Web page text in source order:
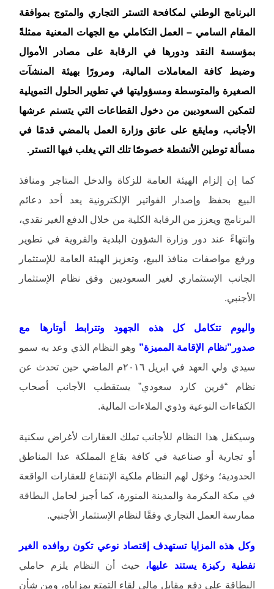
البرنامج الوطني لمكافحة التستر التجاري والمتوج بموافقة
المقام السامي – العمل التكاملي مع الجهات المعنية ممثلةً
بمؤسسة النقد ودورها في الرقابة على مصادر الأموال
وضبط كافة المعاملات المالية، ومرورًا بهيئة المنشآت
الصغيرة والمتوسطة ومسؤوليتها في تطوير الحلول التمويلية
لتمكين السعوديين من دخول القطاعات التي يتسنم عرشها
الأجانب، ومايقع على عاتق وزارة العمل بالمضي قدمًا في
مسألة توطين الأنشطة خصوصًا تلك التي يغلب فيها التستر.
كما إن إلزام الهيئة العامة للزكاة والدخل المتاجر ومنافذ
البيع بحفظ وإصدار الفواتير الإلكترونية يعد أحد دعائم
البرنامج ويعزز من الرقابة الكلية من خلال الدفع الغير نقدي،
وانتهاءً عند دور وزارة الشؤون البلدية والقروية في تطوير
ورفع مواصفات منافذ البيع، وتعزيز الهيئة العامة للإستثمار
الجانب الإستثماري لغير السعوديين وفق نظام الإستثمار
الأجنبي.
واليوم تتكامل كل هذه الجهود وتترابط أوتارها مع
صدور”نظام الإقامة المميزة” وهو النظام الذي وعد به سمو
سيدي ولي العهد في ابريل ٢٠١٦م الماضي حين تحدث عن
نظام “قرين كارد سعودي” يستقطب الأجانب أصحاب
الكفاءات النوعية وذوي الملاءات المالية.
وسيكفل هذا النظام للأجانب تملك العقارات لأغراض سكنية
أو تجارية أو صناعية في كافة بقاع المملكة عدا المناطق
الحدودية؛ وخوّل لهم النظام ملكية الإنتفاع للعقارات الواقعة
في مكة المكرمة والمدينة المنورة، كما أجيز لحامل البطاقة
ممارسة العمل التجاري وفقًا لنظام الإستثمار الأجنبي.
وكل هذه المزايا تستهدف إقتصاد نوعي تكون روافده الغير
نفطية ركيزة يستند عليها، حيث أن النظام يلزم حاملي
البطاقة على دفع مقابل مالي لقاء التمتع بمزاياه، ومن شأن